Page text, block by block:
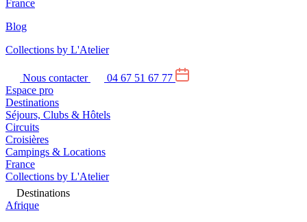
France
Blog
Collections by L'Atelier
Nous contacter
04 67 51 67 77
Espace pro
Destinations
Séjours, Clubs & Hôtels
Circuits
Croisières
Campings & Locations
France
Collections by L'Atelier
Destinations
Afrique